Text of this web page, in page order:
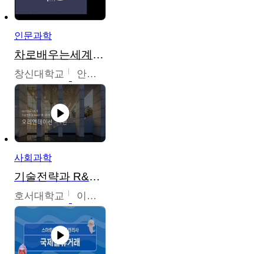
인문과학
차로배우는세계문화
창신대학교 안소영
사회과학
기술전략과 R&D기획
호서대학교 이원희